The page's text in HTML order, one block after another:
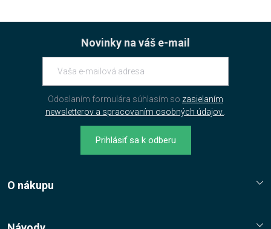
Novinky na váš e-mail
Odoslaním formulára súhlasím so zasielaním
newsletterov a spracovaním osobných údajov.
Prihlásiť sa k odberu
O nákupu
Jak nakupovat?